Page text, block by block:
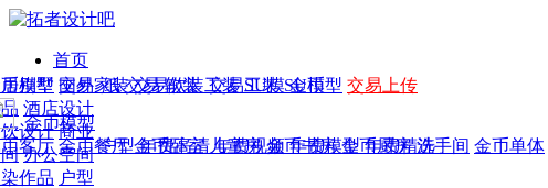
首页
发现
年费 作品 图纸 交易 软装 工装 SU模 金币
年费版块
费图纸 年费户型 年费高清 年费视频 年费模型 年费精选
作品
别墅 国外
酒店设计
设计 商业
办公空间
作品 户型
模型
模型 交易家装 交易软装 交易工装 SU模型 交易上传
金币模型
客厅 金币餐厅 金币卧室 儿童房 金币书房 金币厨房 洗手间 金币单体
CAD
概念